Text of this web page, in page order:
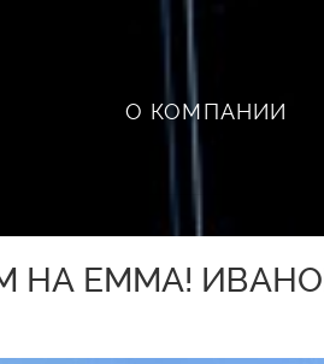
О КОМПАНИИ
НА EMMA!